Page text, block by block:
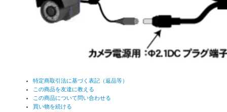
特定商取引法に基づく表記（返品等）
この商品を友達に教える
この商品について問い合わせる
買い物を続ける